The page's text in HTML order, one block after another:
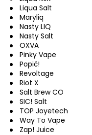
Liqua Salt
Maryliq
Nasty LIQ
Nasty Salt
OXVA
Pinky Vape
Popič!
Revoltage
Riot X
Salt Brew CO
SIC! Salt
TOP Joyetech
Way To Vape
Zap! Juice
n
a
j
í
t
?